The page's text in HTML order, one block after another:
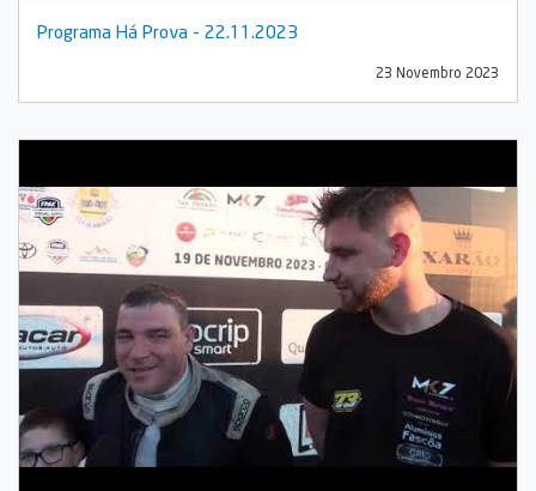
Programa Há Prova - 22.11.2023
23 Novembro 2023